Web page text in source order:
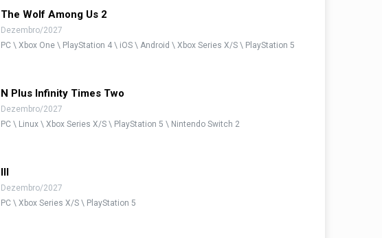
The Wolf Among Us 2
Dezembro/2027
PC \ Xbox One \ PlayStation 4 \ iOS \ Android \ Xbox Series X/S \ PlayStation 5
N Plus Infinity Times Two
Dezembro/2027
PC \ Linux \ Xbox Series X/S \ PlayStation 5 \ Nintendo Switch 2
Ill
Dezembro/2027
PC \ Xbox Series X/S \ PlayStation 5